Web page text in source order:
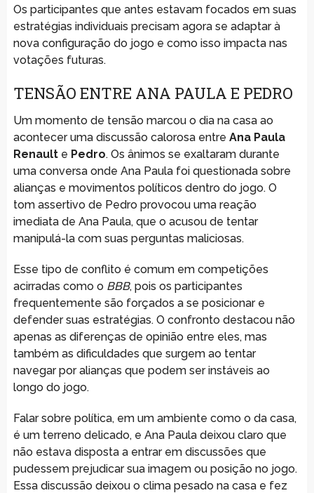
Os participantes que antes estavam focados em suas
estratégias individuais precisam agora se adaptar à
nova configuração do jogo e como isso impacta nas
votações futuras.
TENSÃO ENTRE ANA PAULA E PEDRO
Um momento de tensão marcou o dia na casa ao
acontecer uma discussão calorosa entre Ana Paula
Renaulte Pedro. Os ânimos se exaltaram durante
uma conversa onde Ana Paula foi questionada sobre
alianças e movimentos políticos dentro do jogo. O
tom assertivo de Pedro provocou uma reação
imediata de Ana Paula, que o acusou de tentar
manipulá-la com suas perguntas maliciosas.
Esse tipo de conflito é comum em competições
acirradas como o BBB, pois os participantes
frequentemente são forçados a se posicionar e
defender suas estratégias. O confronto destacou não
apenas as diferenças de opinião entre eles, mas
também as dificuldades que surgem ao tentar
navegar por alianças que podem ser instáveis ao
longo do jogo.
Falar sobre política, em um ambiente como o da casa,
é um terreno delicado, e Ana Paula deixou claro que
não estava disposta a entrar em discussões que
pudessem prejudicar sua imagem ou posição no jogo.
Essa discussão deixou o clima pesado na casa e fez